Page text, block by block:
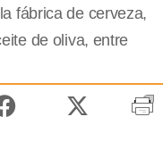
fábrica de cerveza,
de oliva, entre